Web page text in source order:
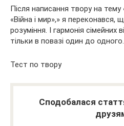
Після написання твору на
«Війна і мир»,» я переконався,
розуміння. І гармонія
тільки в повазі один до одного.
Тест по твору
Сподобалася